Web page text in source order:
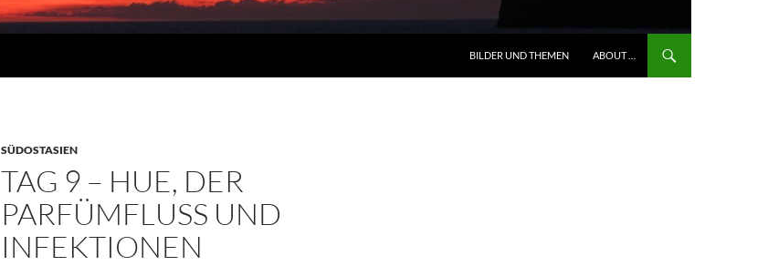
BILDER UND THEMEN ABOUT …
SÜDOSTASIEN
TAG 9 – HUE, DER
PARFÜMFLUSS UND
INFEKTIONEN